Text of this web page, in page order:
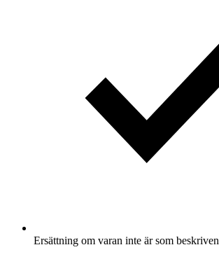
Ersättning om varan inte är som beskriven